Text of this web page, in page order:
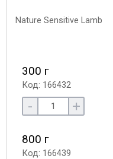
300 г
Код: 166432
- +
800 г
Код: 166439